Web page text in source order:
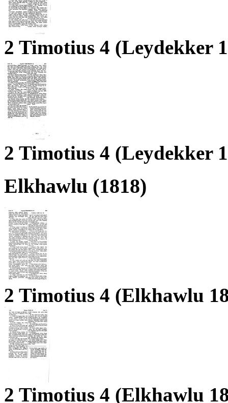
2 Timotius 4 (Leydekker
2 Timotius 4 (Leydekker
Elkhawlu (1818)
2 Timotius 4 (Elkhawlu
2 Timotius 4 (Elkhawlu